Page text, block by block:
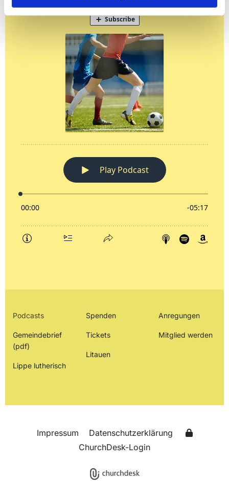
Podcasts
Gemeindebrief
(pdf)
Lippe lutherisch
Spenden
Tickets
Litauen
Anregungen
Mitglied werden
Impressum
Datenschutzerklärung
ChurchDesk-Login